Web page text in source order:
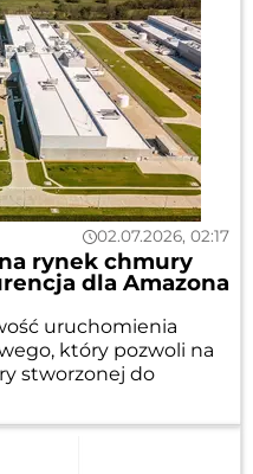
02.07.2026, 02:17
rynek chmury
dla Amazona
uruchomienia
który pozwoli na
stworzonej do